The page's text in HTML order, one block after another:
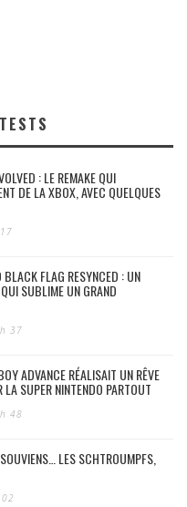
: LE REMAKE QUI
DE LA XBOX, AVEC QUELQUES
BLACK FLAG RESYNCED : UN
SUBLIME UN GRAND
37
ADVANCE RÉALISAIT UN RÊVE
LA SUPER NINTENDO PARTOUT
48
LES SCHTROUMPFS,